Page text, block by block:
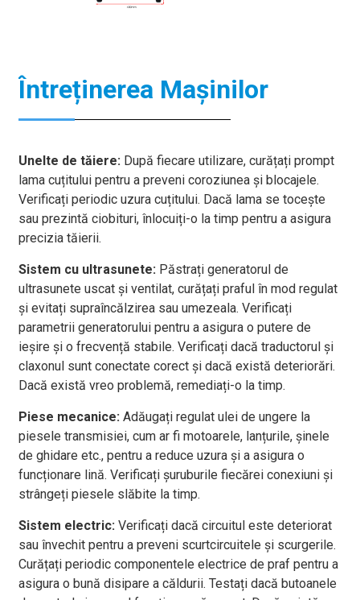
Întreținerea Mașinilor
Unelte de tăiere:După fiecare utilizare, curățați prompt
lama cuțitului pentru a preveni coroziunea și blocajele.
Verificați periodic uzura cuțitului. Dacă lama se tocește
sau prezintă ciobituri, înlocuiți-o la timp pentru a asigura
precizia tăierii.
Sistem cu ultrasunete: Păstrați generatorul de
ultrasunete uscat și ventilat, curățați praful în mod regulat
și evitați supraîncălzirea sau umezeala. Verificați
parametrii generatorului pentru a asigura o putere de
ieșire și o frecvență stabile. Verificați dacă traductorul și
claxonul sunt conectate corect și dacă există deteriorări.
Dacă există vreo problemă, remediați-o la timp.
Piese mecanice:Adăugați regulat ulei de ungere la
piesele transmisiei, cum ar fi motoarele, lanțurile, șinele
de ghidare etc., pentru a reduce uzura și a asigura o
funcționare lină. Verificați șuruburile fiecărei conexiuni și
strângeți piesele slăbite la timp.
Sistem electric:Verificați dacă circuitul este deteriorat
sau învechit pentru a preveni scurtcircuitele și scurgerile.
Curățați periodic componentele electrice de praf pentru a
asigura o bună disipare a căldurii. Testați dacă butoanele